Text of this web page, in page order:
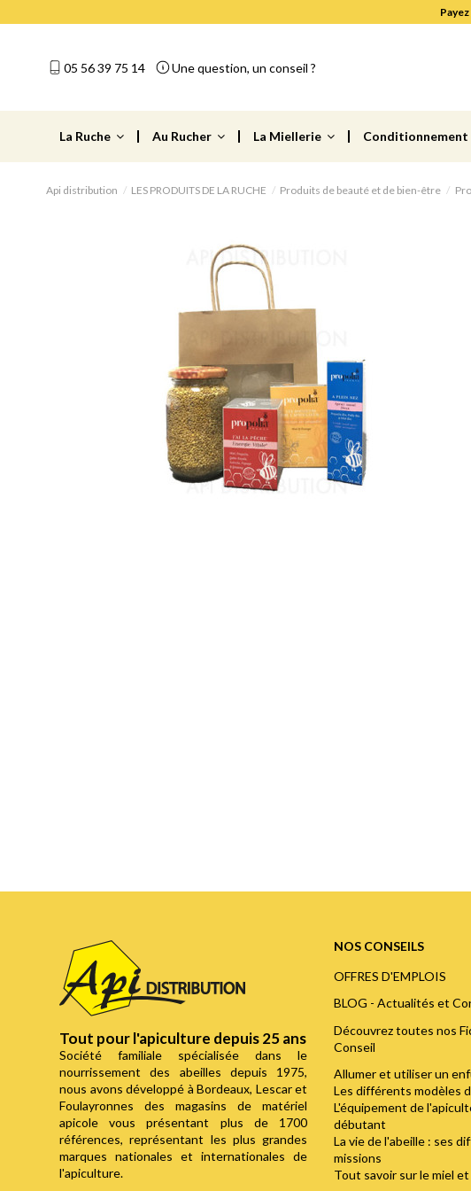
05 56 39 75 14 Une question, un conseil ?
La Ruche Au Rucher La Miellerie Conditionnement
Api distribution LES PRODUITS DE LA RUCHE Produits de beauté et de bien-être
Tout pour l'apiculture depuis 25 ans
Société familiale spécialisée dans le
nourrissement des abeilles depuis 1975,
nous avons développé à Bordeaux, Lescar et
Foulayronnes des magasins de matériel
apicole vous présentant plus de 1700
références, représentant les plus grandes
marques nationales et internationales de
l'apiculture.
NOS CONSEILS
OFFRES D'EMPLOIS
BLOG - Actualités et
Découvrez toutes nos
Conseil
Allumer et utiliser un
Les différents modèles
L'équipement de
débutant
La vie de l'abeille : ses
missions
Tout savoir sur le miel